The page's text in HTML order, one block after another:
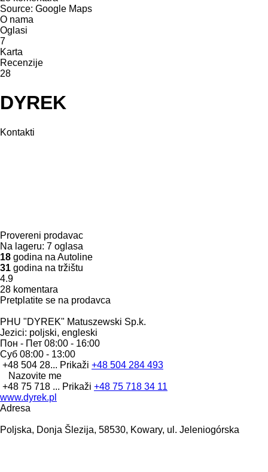
Source: Google Maps
O nama
Oglasi
7
Karta
Recenzije
28
DYREK
Kontakti
Provereni prodavac
Na lageru: 7 oglasa
18 godina na Autoline
31 godina na tržištu
4.9
28 komentara
Pretplatite se na prodavca
PHU "DYREK" Matuszewski Sp.k.
Jezici: poljski, engleski
Пон - Пет 08:00 - 16:00
Суб 08:00 - 13:00
+48 504 28... Prikaži +48 504 284 493
Nazovite me
+48 75 718 ... Prikaži +48 75 718 34 11
www.dyrek.pl
Adresa
Poljska, Donja Šlezija, 58530, Kowary, ul. Jeleniogórska